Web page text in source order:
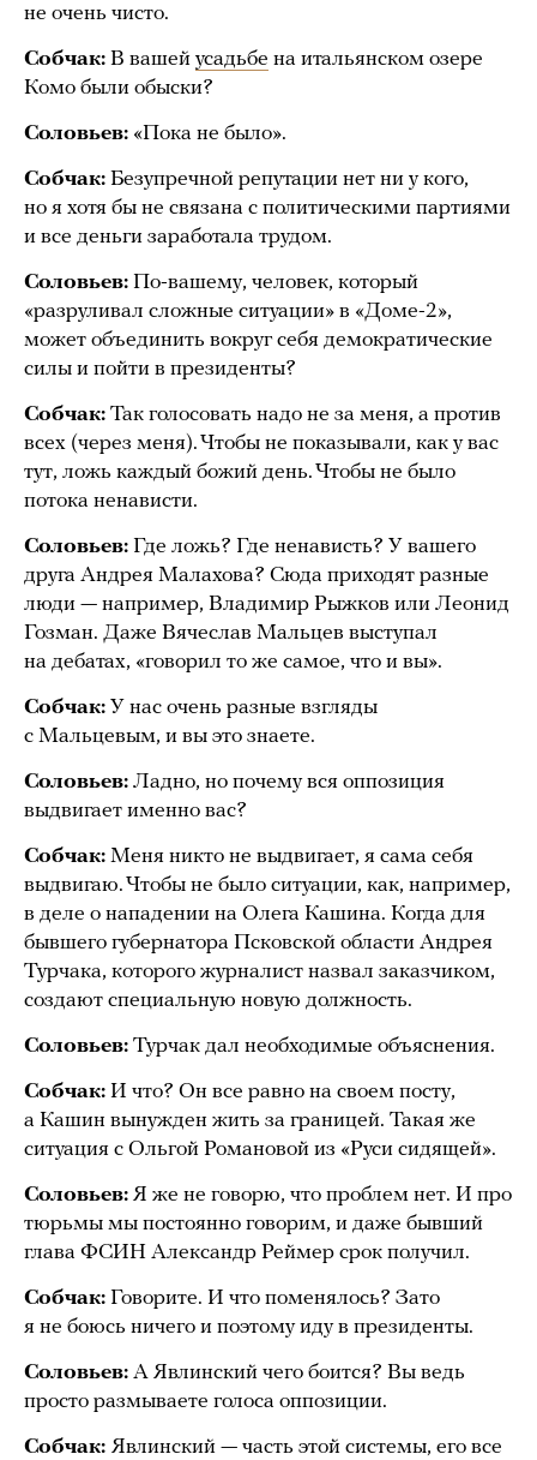
не очень чисто.
Собчак: В вашей усадьбе на итальянском озере
Комо были обыски?
Соловьев: «Пока не было».
Собчак: Безупречной репутации нет ни у кого,
но я хотя бы не связана с политическими партиями
и все деньги заработала трудом.
Соловьев: По-вашему, человек, который
«разруливал сложные ситуации» в «Доме-2»,
может объединить вокруг себя демократические
силы и пойти в президенты?
Собчак: Так голосовать надо не за меня, а против
всех (через меня). Чтобы не показывали, как у вас
тут, ложь каждый божий день. Чтобы не было
потока ненависти.
Соловьев: Где ложь? Где ненависть? У вашего
друга Андрея Малахова? Сюда приходят разные
люди — например, Владимир Рыжков или Леонид
Гозман. Даже Вячеслав Мальцев выступал
на дебатах, «говорил то же самое, что и вы».
Собчак: У нас очень разные взгляды
с Мальцевым, и вы это знаете.
Соловьев: Ладно, но почему вся оппозиция
выдвигает именно вас?
Собчак: Меня никто не выдвигает, я сама себя
выдвигаю. Чтобы не было ситуации, как, например,
в деле о нападении на Олега Кашина. Когда для
бывшего губернатора Псковской области Андрея
Турчака, которого журналист назвал заказчиком,
создают специальную новую должность.
Соловьев: Турчак дал необходимые объяснения.
Собчак: И что? Он все равно на своем посту,
а Кашин вынужден жить за границей. Такая же
ситуация с Ольгой Романовой из «Руси сидящей».
Соловьев: Я же не говорю, что проблем нет. И про
тюрьмы мы постоянно говорим, и даже бывший
глава ФСИН Александр Реймер срок получил.
Собчак: Говорите. И что поменялось? Зато
я не боюсь ничего и поэтому иду в президенты.
Соловьев: А Явлинский чего боится? Вы ведь
просто размываете голоса оппозиции.
Собчак: Явлинский — часть этой системы, его все